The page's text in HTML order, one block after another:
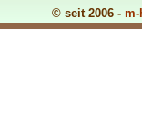
© seit 2006 - m-